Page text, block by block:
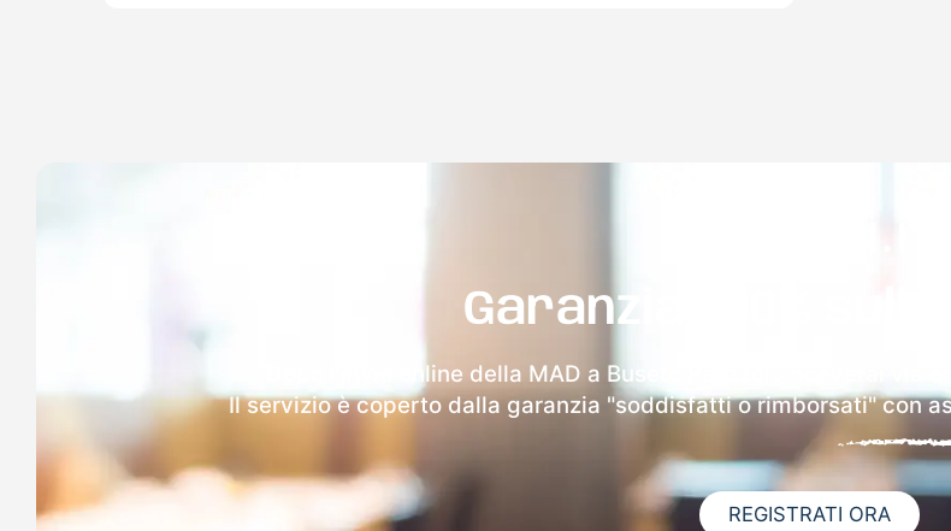
Garanzia 100% sulla
Dopo l'invio online della MAD a Buseto Palizzolo riceverai via
Il servizio è coperto dalla garanzia "soddisfatti o rimborsati" con
REGISTRATI ORA